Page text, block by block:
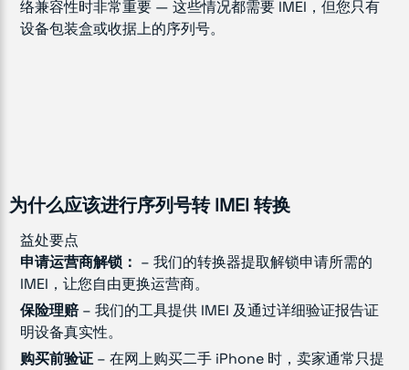
络兼容性时非常重要 — 这些情况都需要 IMEI，但您只有
设备包装盒或收据上的序列号。
为什么应该进行序列号转 IMEI 转换
益处要点
申请运营商解锁： – 我们的转换器提取解锁申请所需的
IMEI，让您自由更换运营商。
保险理赔– 我们的工具提供 IMEI 及通过详细验证报告证
明设备真实性。
购买前验证– 在网上购买二手 iPhone 时，卖家通常只提